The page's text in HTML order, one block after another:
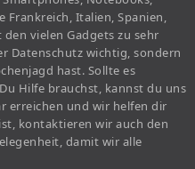
Frankreich, Italien, Spanien,
vielen Gadgets zu sehr
Datenschutz wichtig, sondern
hast. Sollte es
Hilfe brauchst, kannst du uns
erreichen und wir helfen dir
kontaktieren wir auch den
damit wir alle